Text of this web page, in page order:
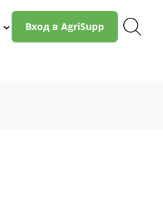
› Вход в AgriSupp